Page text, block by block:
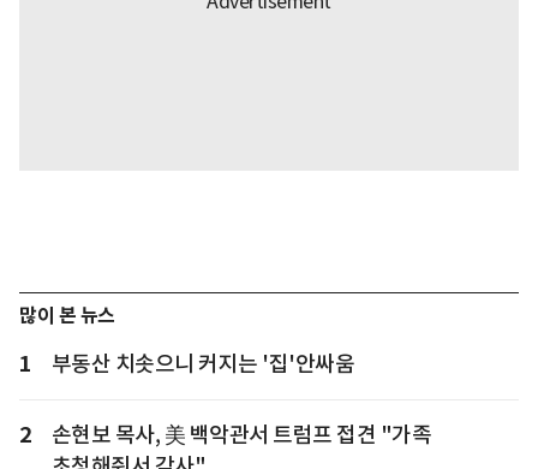
많이 본 뉴스
1 부동산 치솟으니 커지는 '집'안싸움
2
손현보 목사, 美 백악관서 트럼프 접견 "가족